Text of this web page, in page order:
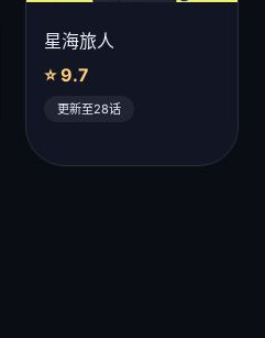
星海旅人
⭐ 9.7
更新至28话